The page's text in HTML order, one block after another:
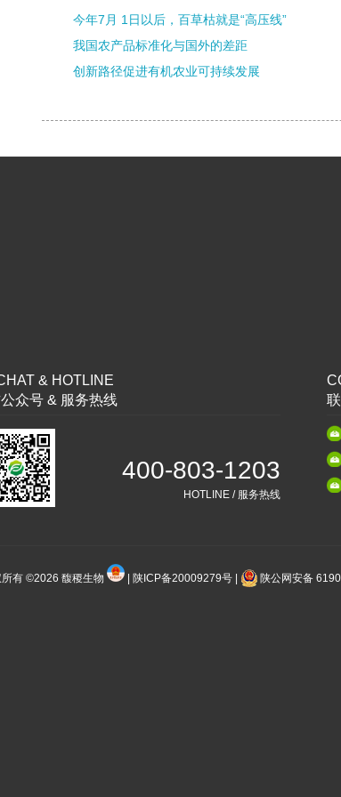
今年7月 1日以后，百草枯就是“高压线”
我国农产品标准化与国外的差距
创新路径促进有机农业可持续发展
& HOTLINE
众号 & 服务热线
400-803-1203
HOTLINE / 服务热线
有 ©2026 馥稷生物 | 陕ICP备20009279号| 陕公网安备